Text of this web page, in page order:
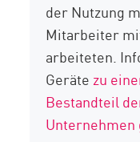
der Nutzung
Mitarbeiter
arbeiteten.
Geräte zu
Bestandteil
Unternehmen